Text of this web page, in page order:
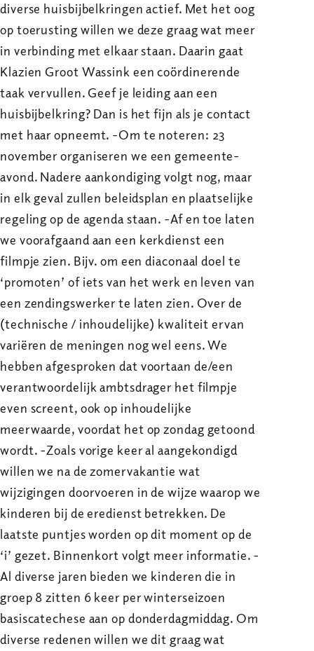
diverse huisbijbelkringen actief. Met het oog
op toerusting willen we deze graag wat meer
in verbinding met elkaar staan. Daarin gaat
Klazien Groot Wassink een coördinerende
taak vervullen. Geef je leiding aan een
huisbijbelkring? Dan is het fijn als je contact
met haar opneemt. -Om te noteren: 23
november organiseren we een gemeente-
avond. Nadere aankondiging volgt nog, maar
in elk geval zullen beleidsplan en plaatselijke
regeling op de agenda staan. -Af en toe laten
we voorafgaand aan een kerkdienst een
filmpje zien. Bijv. om een diaconaal doel te
‘promoten’ of iets van het werk en leven van
een zendingswerker te laten zien. Over de
(technische / inhoudelijke) kwaliteit ervan
variëren de meningen nog wel eens. We
hebben afgesproken dat voortaan de/een
verantwoordelijk ambtsdrager het filmpje
even screent, ook op inhoudelijke
meerwaarde, voordat het op zondag getoond
wordt. -Zoals vorige keer al aangekondigd
willen we na de zomervakantie wat
wijzigingen doorvoeren in de wijze waarop we
kinderen bij de eredienst betrekken. De
laatste puntjes worden op dit moment op de
‘i’ gezet. Binnenkort volgt meer informatie. -
Al diverse jaren bieden we kinderen die in
groep 8 zitten 6 keer per winterseizoen
basiscatechese aan op donderdagmiddag. Om
diverse redenen willen we dit graag wat